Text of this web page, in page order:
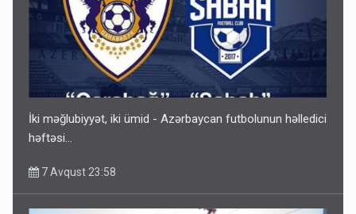
Gedişi var, dönüşü yox: Bakı-Tbilisi-Bakı qatarına bilet
satışından böyük narazılıq
İki məğlubiyyət, iki ümid - Azərbaycan futbolunun həlledici
həftəsi...
7 Avqust 23:58